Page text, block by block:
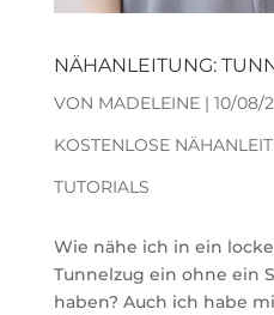
NÄHANLEITUNG:
VON MADELEINE| 10/08/
KOSTENLOSE
TUTORIALS
Wie nähe ich in ein
Tunnelzug ein ohne ein
haben? Auch ich habe